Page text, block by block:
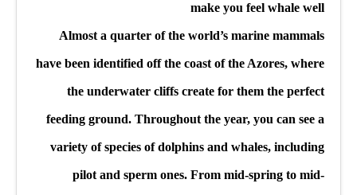
make you feel whale well
Almost a quarter of the world’s marine mammals
have been identified off the coast of the Azores, where
the underwater cliffs create for them the perfect
feeding ground. Throughout the year, you can see a
variety of species of dolphins and whales, including
pilot and sperm ones. From mid-spring to mid-